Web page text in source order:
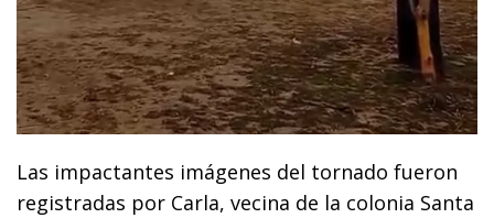
Las impactantes imágenes del tornado fueron
registradas por Carla, vecina de la colonia Santa